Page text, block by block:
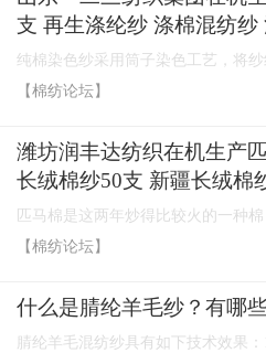
支 再生涤纶纱 涤棉混纺纱
纯棉染色纱采用筒子染色工艺，将
【棉纺论坛】
潍坊润丰达纺织在机生产
长绒棉纱50支 新疆长绒棉
匹马棉是这两年炒得比较火的一种
【棉纺论坛】
什么是腈纶羊毛纱？有哪
腈纶羊毛混纺纱具有如下技术效果